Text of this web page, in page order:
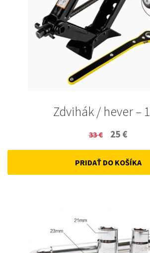
Zdvihák / hever –
33€
Original
price
was:
25 €
price
is:
PRIDAŤ DO KOŠÍKA